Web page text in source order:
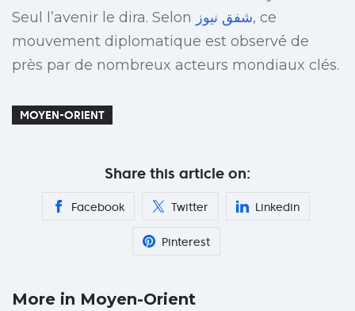
Seul l’avenir le dira. Selon شفق نيوز, ce
mouvement diplomatique est observé de
près par de nombreux acteurs mondiaux clés.
MOYEN-ORIENT
Share this article on:
Facebook Twitter Linkedin
Pinterest
More in Moyen-Orient